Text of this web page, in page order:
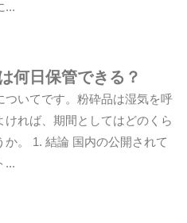
...
何日保管できる？
ついてです。粉砕品は湿気を呼
れば、期間としてはどのくら
。 1. 結論 国内の公開されて
...